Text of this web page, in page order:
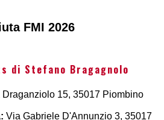
FMI 2026
di Stefano Bragagnolo
Draganziolo 15, 35017 Piombino
Via Gabriele D'Annunzio 3, 35017